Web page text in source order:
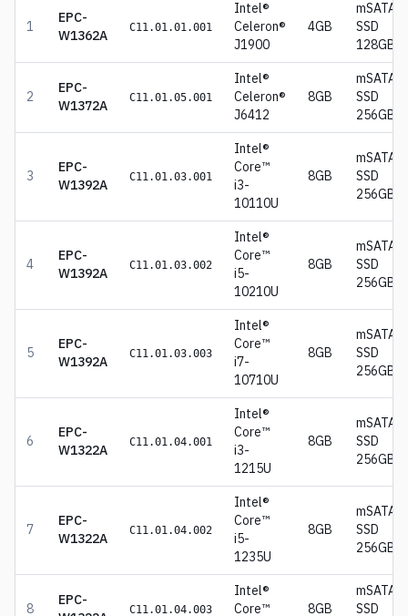
1
EPC-
W1362A
C11.01.01.001
Intel®
Celeron®
J1900
4GB
mSATA
SSD
128GB
2
EPC-
W1372A
C11.01.05.001
Intel®
Celeron®
J6412
8GB
mSATA
SSD
256GB
3
EPC-
W1392A
C11.01.03.001
Intel®
Core™
i3-
10110U
8GB
mSATA
SSD
256GB
4
EPC-
W1392A
C11.01.03.002
Intel®
Core™
i5-
10210U
8GB
mSATA
SSD
256GB
5
EPC-
W1392A
C11.01.03.003
Intel®
Core™
i7-
10710U
8GB
mSATA
SSD
256GB
6
EPC-
W1322A
C11.01.04.001
Intel®
Core™
i3-
1215U
8GB
mSATA
SSD
256GB
7
EPC-
W1322A
C11.01.04.002
Intel®
Core™
i5-
1235U
8GB
mSATA
SSD
256GB
8
EPC-
C11.01.04.003
Intel®
Core™
8GB
mSATA
SSD